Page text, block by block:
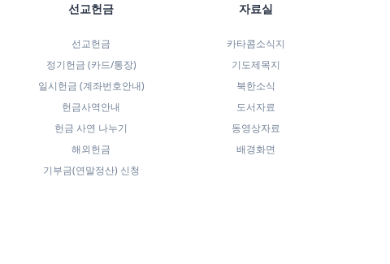
선교헌금
선교헌금
정기헌금 (카드/통장)
일시헌금 (계좌번호안내)
헌금사역안내
헌금 사연 나누기
해외헌금
기부금(연말정산) 신청
자료실
카타콤소식지
기도제목지
북한소식
도서자료
동영상자료
배경화면